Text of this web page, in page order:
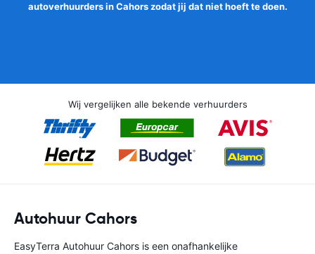
autoverhuurders in Cahors zodat jij dat niet hoeft te doen.
Wij vergelijken alle bekende verhuurders
Autohuur Cahors
EasyTerra Autohuur Cahors is een onafhankelijke